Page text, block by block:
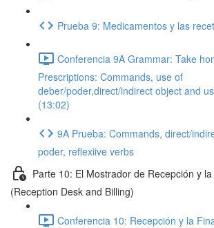
Prueba 9: Medicamentos y las
Conferencia 9A Grammar: Take
Prescriptions: Commands, use of
deber/poder,direct/indirect object and
(13:02)
9A Prueba: Commands, direct/
poder, reflexiive verbs
Parte 10: El Mostrador de Recepción y
(Reception Desk and Billing)
Conferencia 10: Recepción y la